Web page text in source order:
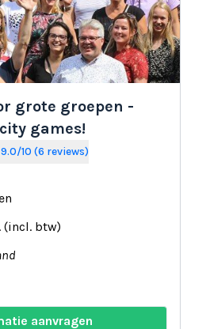
grote groepen -
games!
9.0/10 (6 reviews)
(incl. btw)
aanvragen